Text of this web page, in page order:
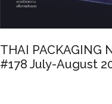
THAI PACKAGING
#178 July-August